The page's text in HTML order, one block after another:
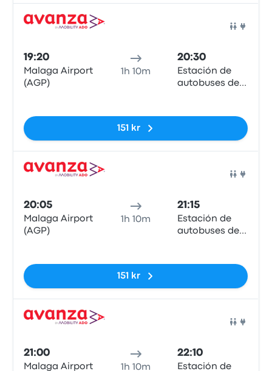
19:20
Malaga Airport
(AGP)
1h 10m
20:30
Estación de
autobuses de
151 kr
20:05
Malaga Airport
(AGP)
1h 10m
21:15
Estación de
autobuses de
151 kr
21:00
Malaga Airport 1h 10m
22:10
Estación de